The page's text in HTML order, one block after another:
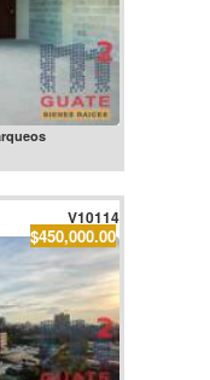
V10114
$450,000.00